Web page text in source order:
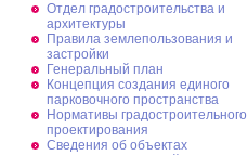
Отдел градостроительства и
архитектуры
Правила землепользования и
застройки
Генеральный план
Концепция создания единого
парковочного пространства
Нормативы градостроительного
проектирования
Сведения об объектах